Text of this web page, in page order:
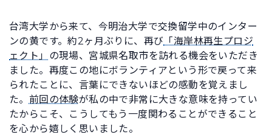
台湾大学から来て、今明治大学で交換留学中のインター
ンの黄です。約2ヶ月ぶりに、再び 「海岸林再生プロジ
ェクト」 の現場、宮城県名取市を訪れる機会をいただき
ました。再度この地にボランティアという形で戻って来
られたことに、言葉にできないほどの感動を覚えまし
た。 前回の体験が私の中で非常に大きな意味を持ってい
たからこそ、こうしてもう一度関わることができること
を心から嬉しく思いました。